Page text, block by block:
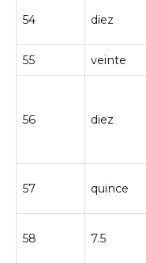
54 diez
55 veinte
56 diez
57 quince
58 7.5